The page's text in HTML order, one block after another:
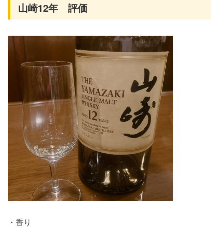
山崎12年 評価
・香り